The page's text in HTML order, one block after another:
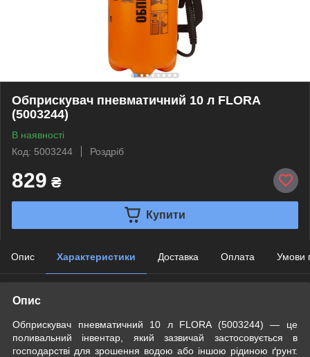
Обприскувач пневматичний 10 л FLORA
(5003244)
В наявності
Код: 5003244
Роздріб
829 ₴
Купити
Опис Характеристики Доставка Оплата Умови
Опис
Обприскувач пневматичний 10 л FLORA (5003244) — це
поливальний інвентар, який зазвичай застосовується в
господарстві для зрошення водою або іншою рідиною ґрунт.